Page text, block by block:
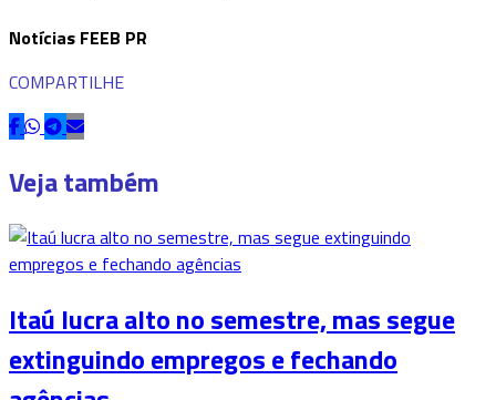
Notícias FEEB PR
COMPARTILHE
Veja também
Itaú lucra alto no semestre, mas segue
extinguindo empregos e fechando